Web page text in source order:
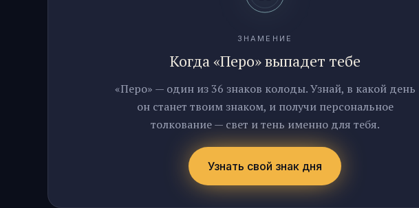
ЗНАМЕНИЕ
Когда «Перо» выпадет тебе
«Перо» — один из 36 знаков колоды. Узнай, в какой день
он станет твоим знаком, и получи персональное
толкование — свет и тень именно для тебя.
Узнать свой знак дня